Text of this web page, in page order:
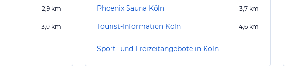
2,9 km
3,0 km
Phoenix Sauna Köln 3,7 km
Tourist-Information Köln 4,6 km
Sport- und Freizeitangebote in Köln